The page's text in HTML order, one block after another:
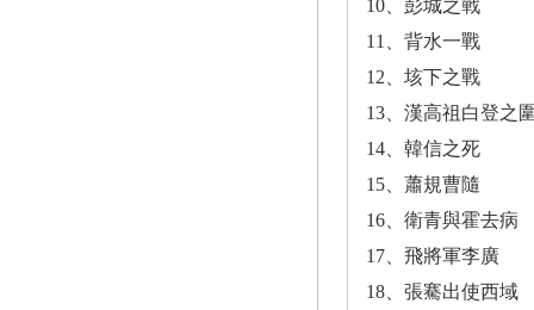
10、彭城之戰
11、背水一戰
12、垓下之戰
13、漢高祖白登之
14、韓信之死
15、蕭規曹隨
16、衛青與霍去病
17、飛將軍李廣
18、張騫出使西域